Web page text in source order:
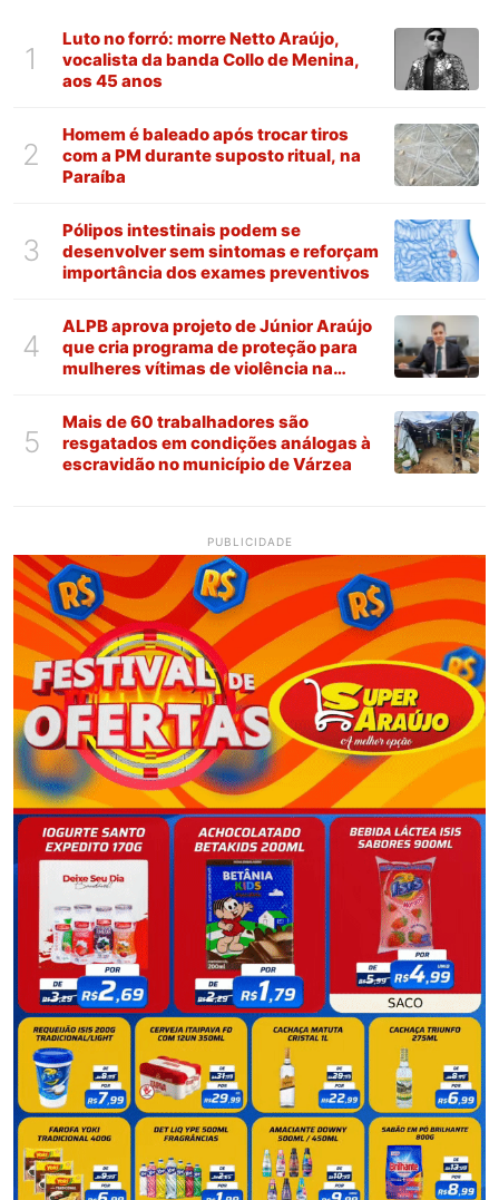
1
Luto no forró: morre Netto Araújo,
vocalista da banda Collo de Menina,
aos 45 anos
2
Homem é baleado após trocar tiros
com a PM durante suposto ritual, na
Paraíba
3
Pólipos intestinais podem se
desenvolver sem sintomas e reforçam
importância dos exames preventivos
4
ALPB aprova projeto de Júnior Araújo
que cria programa de proteção para
mulheres vítimas de violência na
5
Mais de 60 trabalhadores são
resgatados em condições análogas à
escravidão no município de Várzea
PUBLICIDADE